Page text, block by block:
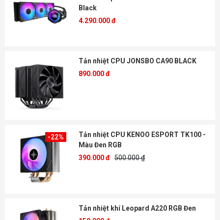
Black
4.290.000 đ
Tản nhiệt CPU JONSBO CA90 BLACK
890.000 đ
-22%
Tản nhiệt CPU KENOO ESPORT TK100 -
Màu Đen RGB
390.000 đ 500.000 ₫
Tản nhiệt khí Leopard A220 RGB Đen